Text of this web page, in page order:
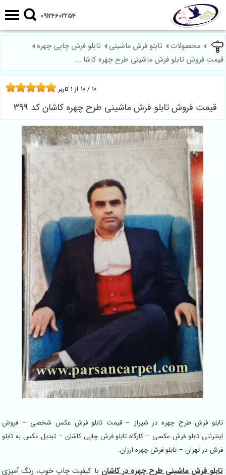
09124602254
محصولات تابلو فرش ماشینی
تابلو فرش چاپی چهره
قیمت فروش تابلو فرش ماشینی طرح چهره کاشا ...
قیمت فروش تابلو فرش ماشینی طرح چهره کاشان کد 399
10 / 10 از 1کاربر
تابلو فرش طرح چهره در شیراز – قیمت تابلو فرش عکس شخصی – فروش
اینترنتی تابلو فرش عکسی – کارگاه تابلو فرش چاپی کاشان – تبدیل عکس به تابلو
فرش در تهران – تابلو فرش چهره ارزان.
تابلو فرش ماشینی طرح چهره در کاشان با کیفیت چاپ خوب، رنگ آمیزی